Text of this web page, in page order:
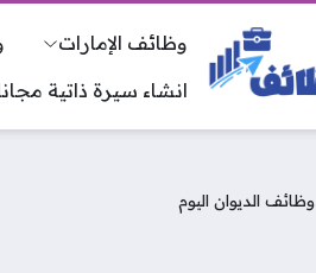
وظائف الإمارات
انشاء سيرة ذاتية
وظائف الديوان اليوم